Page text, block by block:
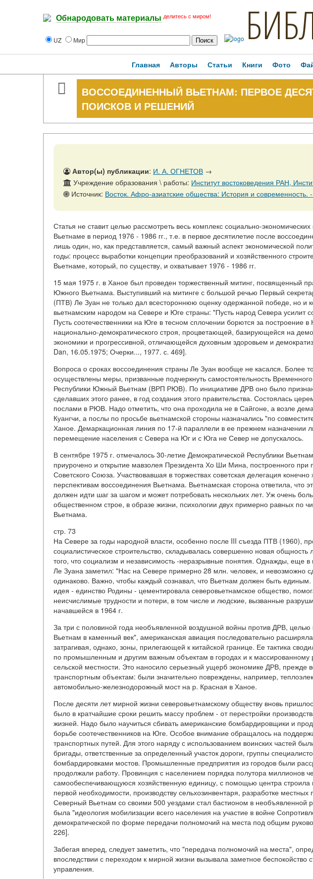
Обнародовать материалы делитесь с миром!
UZ Мир
Главная Авторы Статьи Книги Фото
ВОССОЕДИНЕННЫЙ ВЬЕТНАМ: ПЕРВОЕ
ПОИСКОВ И РЕШЕНИЙ
Автор(ы) публикации: И. А. ОГНЕТОВ →
Учреждение образования \ работы: Институт востоковедения РАН,
Источник: Восток. Афро-азиатские общества: История и современность. - № 6. - 31 декабря. - 2008. -
Статья не ставит целью рассмотреть весь комплекс социально-
Вьетнаме в период 1976 - 1986 гг., т.е. в первое десятилетие после
лишь один, но, как представляется, самый важный аспект экономической
годы: процесс выработки концепции преобразований и хозяйственного
Вьетнаме, который, по существу, и охватывает 1976 - 1986 гг.
15 мая 1975 г. в Ханое был проведен торжественный митинг, посвященный
Южного Вьетнама. Выступивший на митинге с большой речью Первый
(ПТВ) Ле Зуан не только дал всестороннюю оценку одержанной победе, но и
вьетнамским народом на Севере и Юге страны: "Пусть народ Севера усилит
Пусть соотечественники на Юге в тесном сплочении борются за построение
национально-демократического строя, процветающей, базирующейся на
экономики и прогрессивной, отличающейся духовным здоровьем и
Dan, 16.05.1975; Очерки..., 1977. с. 469].
Вопроса о сроках воссоединения страны Ле Зуан вообще не касался. Более
осуществлены меры, призванные подчеркнуть самостоятельность
Республики Южный Вьетнам (ВРП РЮВ). По инициативе ДРВ оно было
сделавших этого ранее, в год создания этого правительства. Состоялась
послами в РЮВ. Надо отметить, что она проходила не в Сайгоне, а возле
Куангчи, а послы по просьбе вьетнамской стороны назначались "по
Ханое. Демаркационная линия по 17-й параллели в ее прежнем назначении
перемещение населения с Севера на Юг и с Юга не Север не допускалось.
В сентябре 1975 г. отмечалось 30-летие Демократической Республики
приурочено и открытие мавзолея Президента Хо Ши Мина, построенного при
Советского Союза. Участвовавшая в торжествах советская делегация
перспективам воссоединения Вьетнама. Вьетнамская сторона ответила, что
должен идти шаг за шагом и может потребовать нескольких лет. Уж очень
общественном строе, в образе жизни, психологии двух примерно равных по
Вьетнама.
стр. 73
На Севере за годы народной власти, особенно после III съезда ПТВ (1960),
социалистическое строительство, складывалась совершенно новая
того, что социализм и независимость -неразрывные понятия. Однажды, еще
Ле Зуана заметил: "Нас на Севере примерно 28 млн. человек, и невозможно
одинаково. Важно, чтобы каждый сознавал, что Вьетнам должен быть
идея - единство Родины - цементировала северовьетнамское общество,
неисчислимые трудности и потери, в том числе и людские, вызванные
начавшейся в 1964 г.
За три с половиной года необъявленной воздушной войны против ДРВ,
Вьетнам в каменный век", американская авиация последовательно
затрагивая, однако, зоны, прилегающей к китайской границе. Ее тактика
по промышленным и другим важным объектам в городах и к
сельской местности. Это наносило серьезный ущерб экономике ДРВ, прежде
транспортным объектам: были значительно повреждены, например,
автомобильно-железнодорожный мост на р. Красная в Ханое.
После десяти лет мирной жизни северовьетнамскому обществу вновь
было в кратчайшие сроки решить массу проблем - от перестройки
жизней. Надо было научиться сбивать американские бомбардировщики и
борьбе соотечественников на Юге. Особое внимание обращалось на
транспортных путей. Для этого наряду с использованием воинских частей
бригады, ответственные за определенный участок дороги, группы
бомбардировками мостов. Промышленные предприятия из городов были
продолжали работу. Провинция с населением порядка полутора миллионов
самообеспечивающуюся хозяйственную единицу, с помощью центра строила
первой необходимости, производству сельхозинвентаря, разработке
Северный Вьетнам со своими 500 уездами стал бастионом в
была "идеология мобилизации всего населения на участие в войне
демократической по форме передачи полномочий на места под общим
226].
Забегая вперед, следует заметить, что "передача полномочий на места",
впоследствии с переходом к мирной жизни вызывала заметное беспокойство
управления.